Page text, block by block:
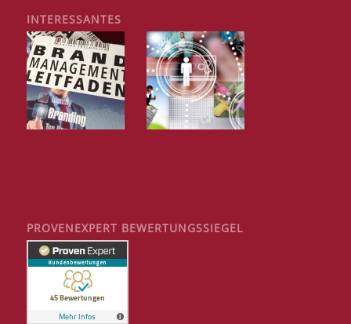
INTERESSANTES
PROVENEXPERT BEWERTUNGSSIEGEL